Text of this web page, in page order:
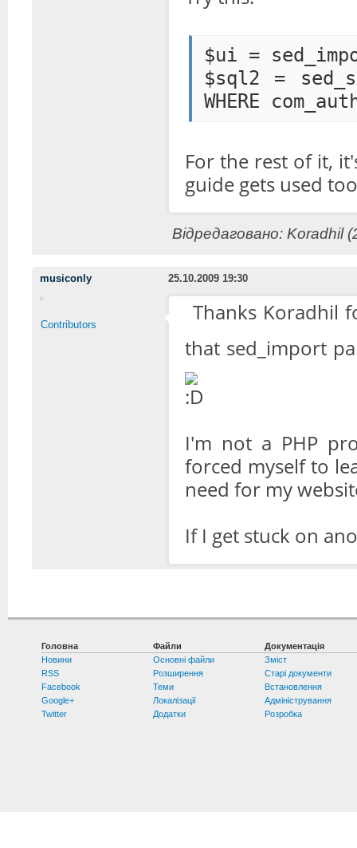
$ui =
$sql2 =
WHERE
For the rest of it,
guide gets used
Відредаговано: Koradhil
musiconly 25.10.2009 19:30
Contributors
Thanks Koradhil
that sed_import
I'm not a PHP
forced myself to
need for my
If I get stuck on
Головна
Новини
RSS
Facebook
Google+
Twitter
Файли
Основні файли
Розширення
Теми
Локалізації
Додатки
Документація
Зміст
Старі документи
Встановлення
Адміністрування
Розробка